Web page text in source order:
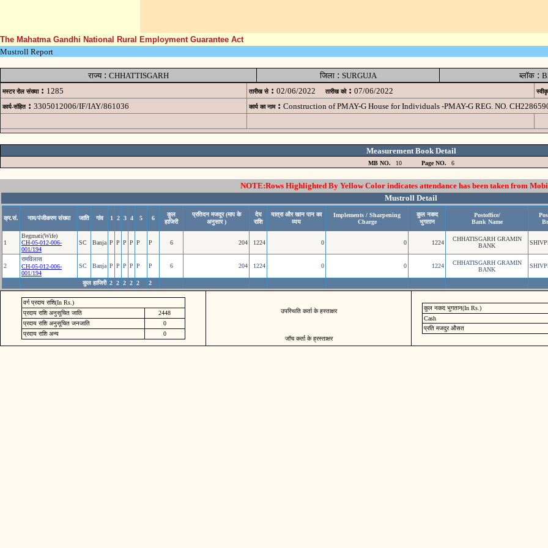
The Mahatma Gandhi National Rural Employment Guarantee Act
Mustroll Report
राज्य: CHHATTISGARH जिला: SURGUJA ब्लॉक:
मस्टर रोल संख्या : 1285 तारीख से : 02/06/2022 तारीख को : 07/06/2022
कार्य-संहित : 3305012006/IF/IAY/861036 कार्य का नाम : Construction of PMAY-G House for Individuals -PMAY-G REG. NO.
Measurement Book Detail
MB NO. 10 Page NO. 6
NOTE:Rows Highlighted By Yellow Color indicates attendance has been taken from
Mustroll Detail
क्र.सं. नाम/पंजीकरण संख्या जाति गांव 1 2 3 4 5 6
कुल
हाजिरी
प्रतिदन मजदूर (माप के
अनुसार )
देय
राशि
यात्रा और खान पान का
व्यय
Implements / Sharpening
Charge
कुल नकद
भुगतान
Postoffice/
Bank Name
1
Begmati(Wife)
CH-05-012-006-
001/194
SC Banja P P P P P P 6 204 1224 0 0 1224
CHHATISGARH GRAMIN
BANK
2
रामविलास
CH-05-012-006-
001/194
SC Banja P P P P P P 6 204 1224 0 0 1224
CHHATISGARH GRAMIN
BANK
कुल हाजिरी 2 2 2 2 2 2
वर्ग प्रदाय राशि(In Rs.)
प्रदाय राशि अनुसूचित जाति
2448
प्रदाय राशि अनुसूचित जनजाति
0
प्रदाय राशि अन्य
0
उपस्थिति कर्ता के हस्ताक्षर
जॉच कर्ता के ह्रस्ताक्षर
कुल नकद भुगतान(In Rs.)
Cash
प्रति मजदुर औसत